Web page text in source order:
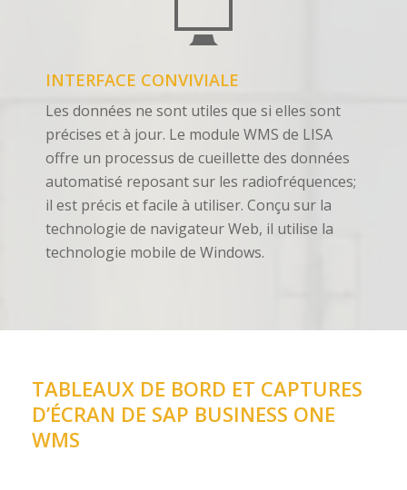
INTERFACE CONVIVIALE
Les données ne sont utiles que si elles sont
précises et à jour. Le module WMS de LISA
offre un processus de cueillette des données
automatisé reposant sur les radiofréquences;
il est précis et facile à utiliser. Conçu sur la
technologie de navigateur Web, il utilise la
technologie mobile de Windows.
TABLEAUX DE BORD ET CAPTURES
D’ÉCRAN DE SAP BUSINESS ONE
WMS